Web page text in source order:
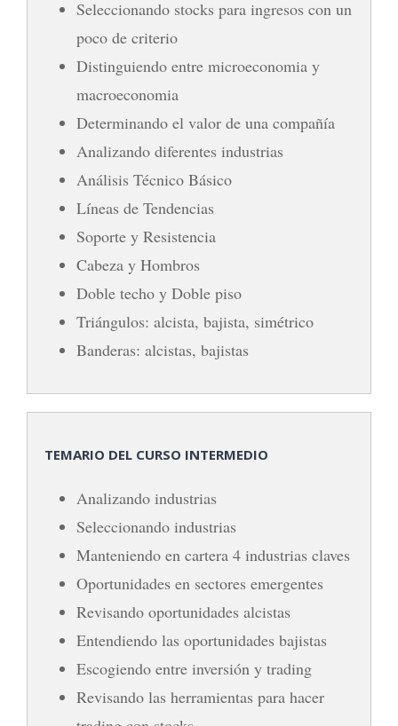
Seleccionando stocks para ingresos con un
poco de criterio
Distinguiendo entre microeconomia y
macroeconomia
Determinando el valor de una compañía
Analizando diferentes industrias
Análisis Técnico Básico
Líneas de Tendencias
Soporte y Resistencia
Cabeza y Hombros
Doble techo y Doble piso
Triángulos: alcista, bajista, simétrico
Banderas: alcistas, bajistas
TEMARIO DEL CURSO INTERMEDIO
Analizando industrias
Seleccionando industrias
Manteniendo en cartera 4 industrias claves
Oportunidades en sectores emergentes
Revisando oportunidades alcistas
Entendiendo las oportunidades bajistas
Escogiendo entre inversión y trading
Revisando las herramientas para hacer